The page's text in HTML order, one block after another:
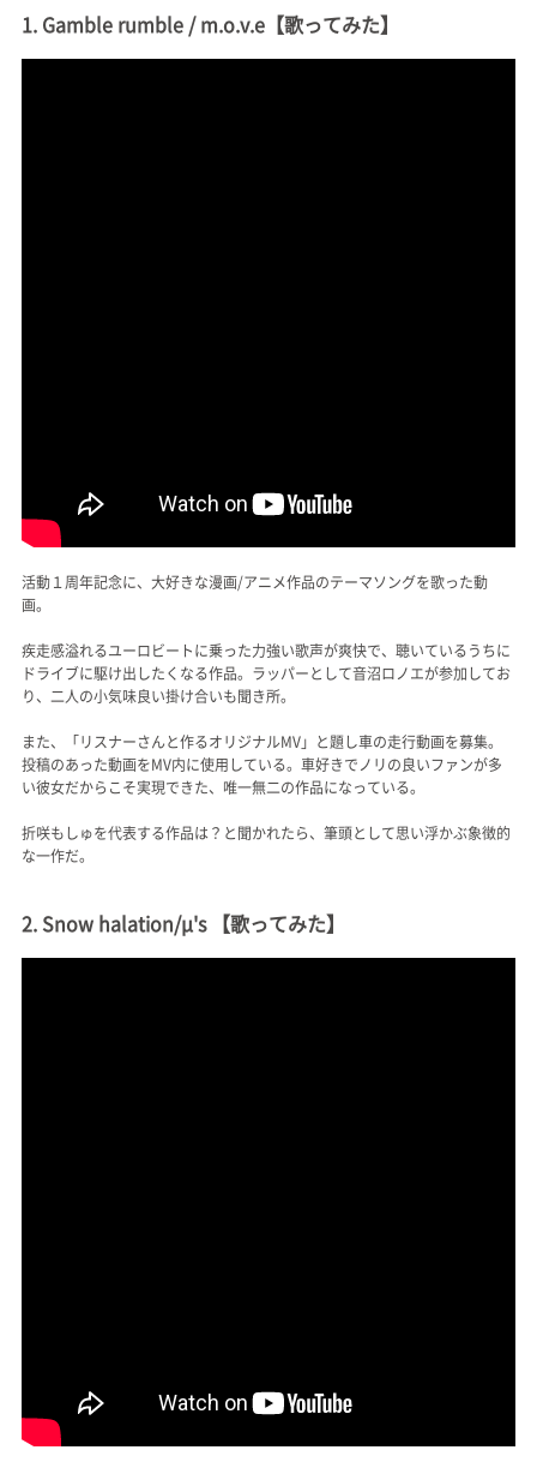
1. Gamble rumble / m.o.v.e【歌ってみた】
活動１周年記念に、大好きな漫画/アニメ作品のテーマソングを歌った動
画。
疾走感溢れるユーロビートに乗った力強い歌声が爽快で、聴いているうちに
ドライブに駆け出したくなる作品。ラッパーとして音沼ロノエが参加してお
り、二人の小気味良い掛け合いも聞き所。
また、「リスナーさんと作るオリジナルMV」と題し車の走行動画を募集。
投稿のあった動画をMV内に使用している。車好きでノリの良いファンが多
い彼女だからこそ実現できた、唯一無二の作品になっている。
折咲もしゅを代表する作品は？と聞かれたら、筆頭として思い浮かぶ象徴的
な一作だ。
2. Snow halation/μ's 【歌ってみた】